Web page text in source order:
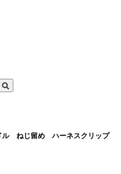
ル ねじ留め ハーネスクリップ